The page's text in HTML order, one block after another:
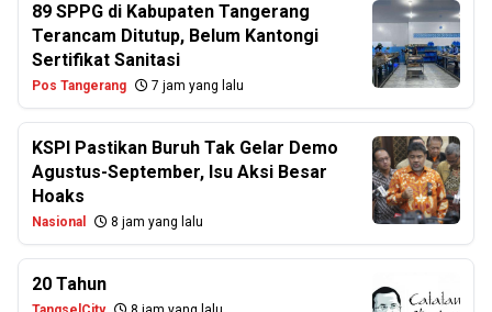
89 SPPG di Kabupaten Tangerang
Terancam Ditutup, Belum Kantongi
Sertifikat Sanitasi
Pos Tangerang 7 jam yang lalu
KSPI Pastikan Buruh Tak Gelar Demo
Agustus-September, Isu Aksi Besar
Hoaks
Nasional 8 jam yang lalu
20 Tahun